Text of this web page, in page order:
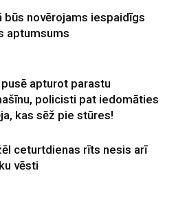
būs novērojams iespaidīgs
aptumsums
apturot parastu
policisti pat iedomāties
kas sēž pie stūres!
ceturtdienas rīts nesis arī
vēsti